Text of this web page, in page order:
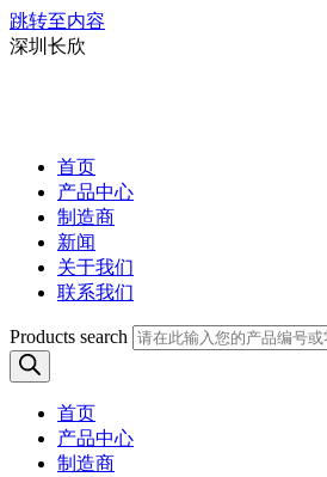
跳转至内容
深圳长欣
首页
产品中心
制造商
新闻
关于我们
联系我们
Products search
首页
产品中心
制造商